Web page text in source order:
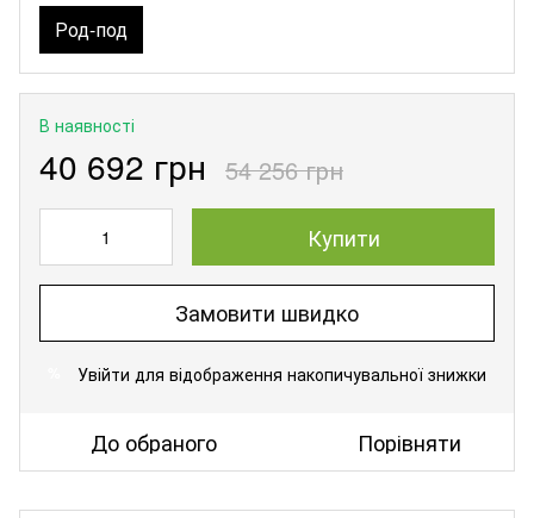
Род-под
В наявності
40 692 грн 54 256 грн
Купити
Замовити швидко
Увійти для відображення накопичувальної знижки
До обраного Порівняти